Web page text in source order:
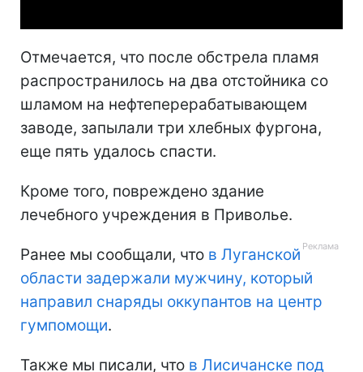
Отмечается, что после обстрела пламя
распространилось на два отстойника со
шламом на нефтеперерабатывающем
заводе, запылали три хлебных фургона,
еще пять удалось спасти.
Кроме того, повреждено здание
лечебного учреждения в Приволье.
Ранее мы сообщали, что в Луганской
области задержали мужчину, который
направил снаряды оккупантов на центр
гумпомощи.
Также мы писали, что в Лисичанске под